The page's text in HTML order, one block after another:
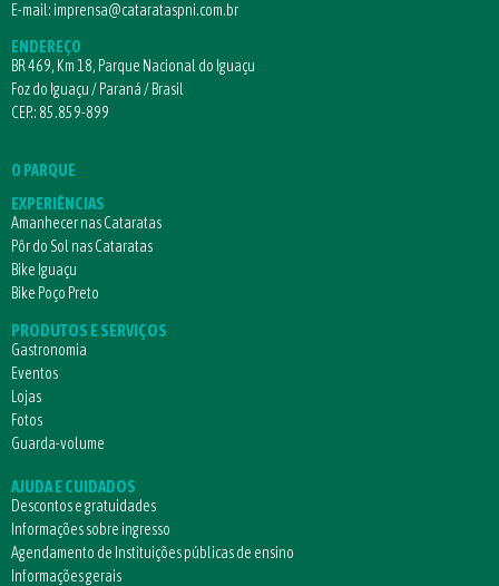
E-mail: imprensa@catarataspni.com.br
ENDEREÇO
BR 469, Km 18, Parque Nacional do Iguaçu
Foz do Iguaçu / Paraná / Brasil
CEP.: 85.859-899
O PARQUE
EXPERIÊNCIAS
Amanhecer nas Cataratas
Pôr do Sol nas Cataratas
Bike Iguaçu
Bike Poço Preto
PRODUTOS E SERVIÇOS
Gastronomia
Eventos
Lojas
Fotos
Guarda-volume
AJUDA E CUIDADOS
Descontos e gratuidades
Informações sobre ingresso
Agendamento de Instituições públicas de ensino
Informações gerais